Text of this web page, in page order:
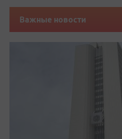
Важные новости